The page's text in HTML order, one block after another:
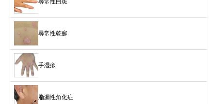
尋常性白斑
尋常性乾癬
手湿疹
脂漏性角化症